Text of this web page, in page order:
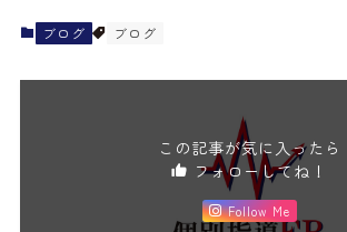
ブログ ブログ
この記事が気に入ったら
フォローしてね！
Follow Me